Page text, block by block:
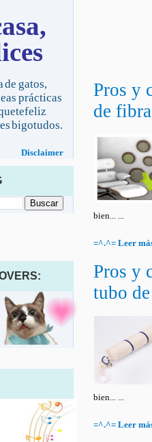
Pros y
de
bien... ...
=^.^= Leer
Pros y
tubo
bien... ...
=^.^= Leer
de gatos,
prácticas
bigotudos.
Disclaimer